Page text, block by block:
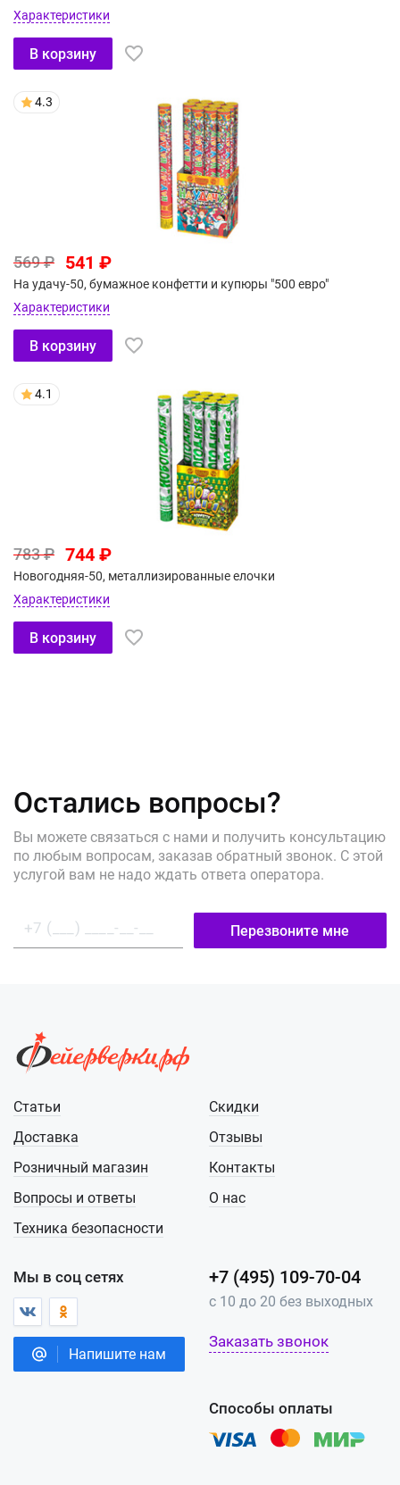
Характеристики
В корзину
4.3
569 ₽ 541 ₽
На удачу-50, бумажное конфетти и купюры "500 евро"
Характеристики
В корзину
4.1
783 ₽ 744 ₽
Новогодняя-50, металлизированные елочки
Характеристики
В корзину
Остались вопросы?
Вы можете связаться с нами и получить консультацию
по любым вопросам, заказав обратный звонок. С этой
услугой вам не надо ждать ответа оператора.
Перезвоните мне
Статьи
Доставка
Розничный магазин
Вопросы и ответы
Техника безопасности
Скидки
Отзывы
Контакты
О нас
Мы в соц сетях
Напишите нам
+7 (495) 109-70-04
с 10 до 20 без выходных
Заказать звонок
Способы оплаты